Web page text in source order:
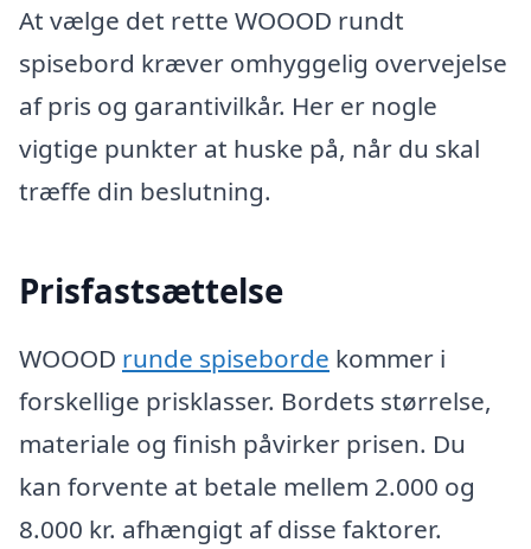
At vælge det rette WOOOD rundt
spisebord kræver omhyggelig overvejelse
af pris og garantivilkår. Her er nogle
vigtige punkter at huske på, når du skal
træffe din beslutning.
Prisfastsættelse
WOOOD runde spiseborde kommer i
forskellige prisklasser. Bordets størrelse,
materiale og finish påvirker prisen. Du
kan forvente at betale mellem 2.000 og
8.000 kr. afhængigt af disse faktorer.